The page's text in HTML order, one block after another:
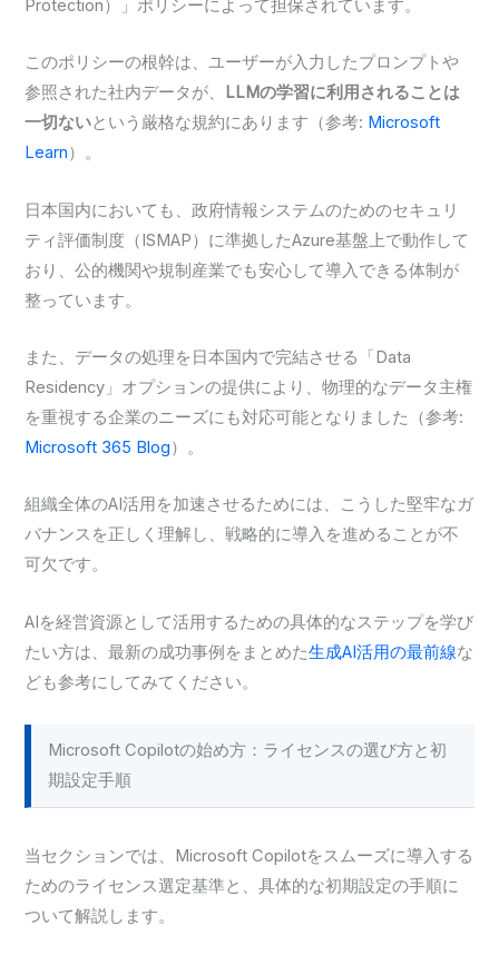
Protection）」ポリシーによって担保されています。
このポリシーの根幹は、ユーザーが入力したプロンプトや
参照された社内データが、 LLMの学習に利用されることは
一切ないという厳格な規約にあります（参考: Microsoft
Learn）。
日本国内においても、政府情報システムのためのセキュリ
ティ評価制度（ISMAP）に準拠したAzure基盤上で動作して
おり、公的機関や規制産業でも安心して導入できる体制が
整っています。
また、データの処理を日本国内で完結させる「Data
Residency」オプションの提供により、物理的なデータ主権
を重視する企業のニーズにも対応可能となりました（参考:
Microsoft 365 Blog）。
組織全体のAI活用を加速させるためには、こうした堅牢なガ
バナンスを正しく理解し、戦略的に導入を進めることが不
可欠です。
AIを経営資源として活用するための具体的なステップを学び
たい方は、最新の成功事例をまとめた生成AI活用の最前線な
ども参考にしてみてください。
Microsoft Copilotの始め方：ライセンスの選び方と初
期設定手順
当セクションでは、Microsoft Copilotをスムーズに導入する
ためのライセンス選定基準と、具体的な初期設定の手順に
ついて解説します。